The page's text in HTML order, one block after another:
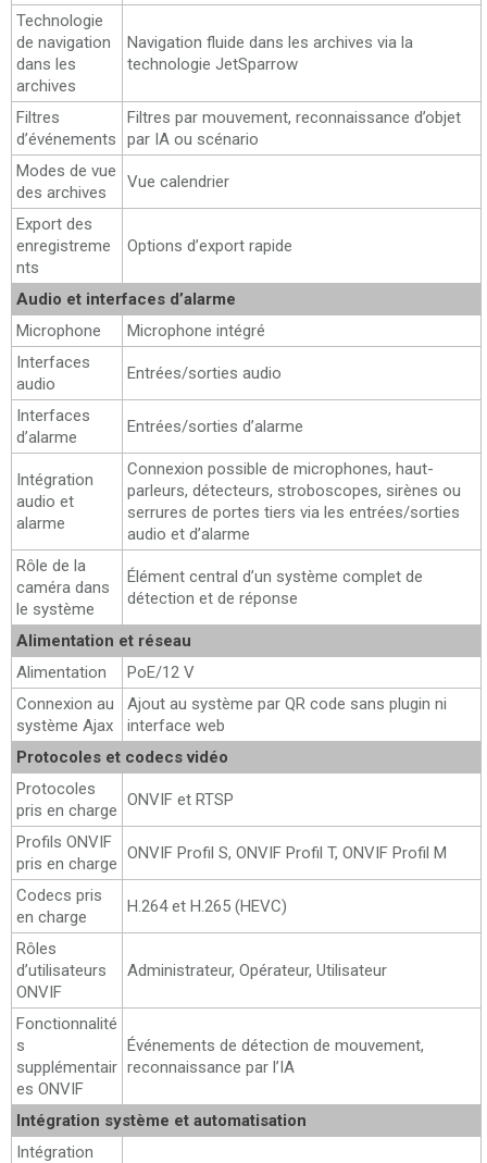
Technologie
de navigation
dans les
archives
Navigation fluide dans les archives via la
technologie JetSparrow
Filtres
d’événements
Filtres par mouvement, reconnaissance d’objet
par IA ou scénario
Modes de vue
des archives
Vue calendrier
Export des
enregistreme
nts
Options d’export rapide
Audio et interfaces d’alarme
Microphone
Microphone intégré
Interfaces
audio
Entrées/sorties audio
Interfaces
d’alarme
Entrées/sorties d’alarme
Intégration
audio et
alarme
Connexion possible de microphones, haut-
parleurs, détecteurs, stroboscopes, sirènes ou
serrures de portes tiers via les entrées/sorties
audio et d’alarme
Rôle de la
caméra dans
le système
Élément central d’un système complet de
détection et de réponse
Alimentation et réseau
Alimentation
PoE/12 V
Connexion au
système Ajax
Ajout au système par QR code sans plugin ni
interface web
Protocoles et codecs vidéo
Protocoles
pris en charge
ONVIF et RTSP
Profils ONVIF
pris en charge
ONVIF Profil S, ONVIF Profil T, ONVIF Profil M
Codecs pris
en charge
H.264 et H.265 (HEVC)
Rôles
d’utilisateurs
ONVIF
Administrateur, Opérateur, Utilisateur
Fonctionnalité
s
supplémentair
es ONVIF
Événements de détection de mouvement,
reconnaissance par l’IA
Intégration système et automatisation
Intégration